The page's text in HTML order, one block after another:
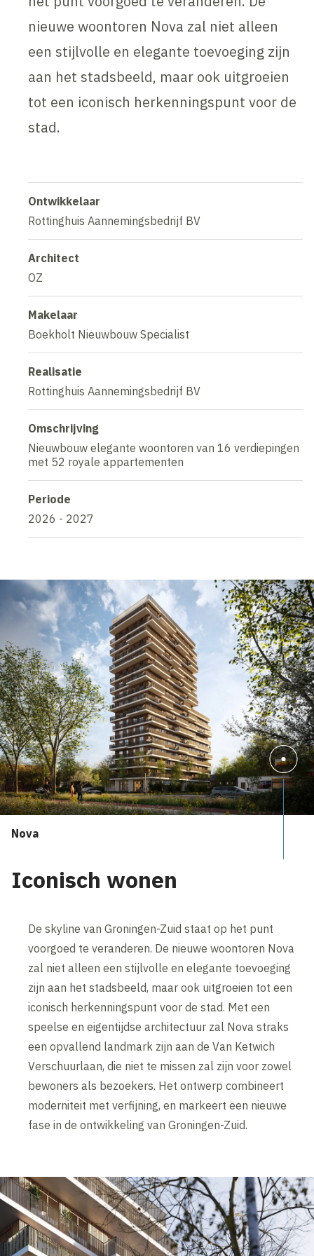
nieuwe woontoren Nova zal niet alleen
een stijlvolle en elegante toevoeging zijn
aan het stadsbeeld, maar ook uitgroeien
tot een iconisch herkenningspunt voor de
stad.
Ontwikkelaar
Rottinghuis Aannemingsbedrijf BV
Architect
OZ
Makelaar
Boekholt Nieuwbouw Specialist
Realisatie
Rottinghuis Aannemingsbedrijf BV
Omschrijving
Nieuwbouw elegante woontoren van 16 verdiepingen
met 52 royale appartementen
Periode
2026 - 2027
Nova
Iconisch wonen
De skyline van Groningen-Zuid staat op het punt
voorgoed te veranderen. De nieuwe woontoren Nova
zal niet alleen een stijlvolle en elegante toevoeging
zijn aan het stadsbeeld, maar ook uitgroeien tot een
iconisch herkenningspunt voor de stad. Met een
speelse en eigentijdse architectuur zal Nova straks
een opvallend landmark zijn aan de Van Ketwich
Verschuurlaan, die niet te missen zal zijn voor zowel
bewoners als bezoekers. Het ontwerp combineert
moderniteit met verfijning, en markeert een nieuwe
fase in de ontwikkeling van Groningen-Zuid.